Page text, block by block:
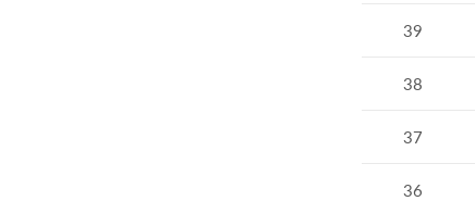
39
38
37
36